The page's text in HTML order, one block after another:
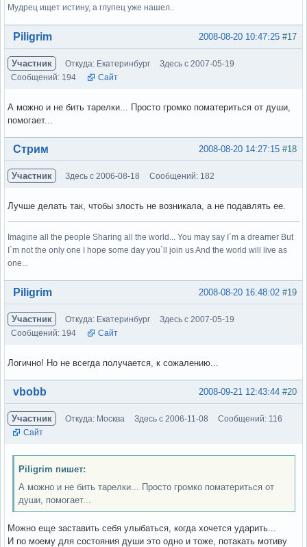
Мудрец ищет истину, а глупец уже нашел..
Вне форума #17
2008-08-20 10:47:25
Piligrim
Участник Откуда: Екатеринбург
Здесь с 2007-05-19
Сообщений: 194
Сайт
А можно и не бить тарелки... Просто громко поматериться от души,
помогает...
Вне форума #18
2008-08-20 14:27:15
Стрим
Участник Здесь с 2006-08-18 Сообщений: 182
Лучше делать так, чтобы злость не возникала, а не подавлять ее.
Imagine all the people Sharing all the world... You may say I`m a dreamer But
I`m not the only one I hope some day you`ll join us And the world will live as
one...
Вне форума #19
2008-08-20 16:48:02
Piligrim
Участник Откуда: Екатеринбург
Здесь с 2007-05-19
Сообщений: 194
Сайт
Логично! Но не всегда получается, к сожалению...
Вне форума #20
2008-09-21 12:43:44
vbobb
Участник Откуда: Москва Здесь с 2006-11-08
Сообщений: 116
Сайт
Piligrim пишет:
А можно и не бить тарелки... Просто громко поматериться от
души, помогает...
Можно еще заставить себя улыбаться, когда хочется ударить...
И по моему для состояния души это одно и тоже, потакать мотиву